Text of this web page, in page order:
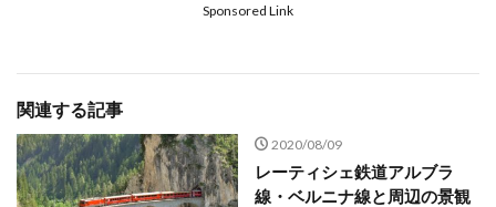
Sponsored Link
関連する記事
2020/08/09
レーティシェ鉄道アルブラ
線・ベルニナ線と周辺の景観